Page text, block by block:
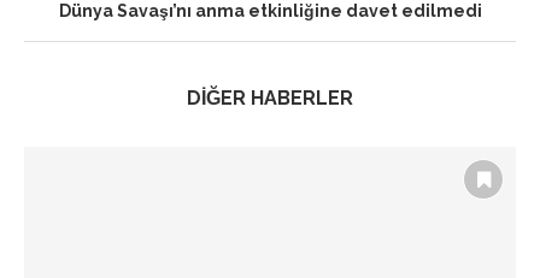
Dünya Savaşı’nı anma etkinliğine davet edilmedi
DİĞER HABERLER